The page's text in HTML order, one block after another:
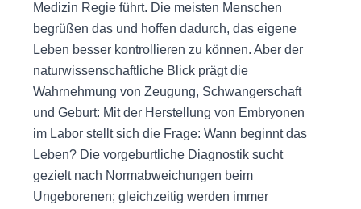
Medizin Regie führt. Die meisten Menschen
begrüßen das und hoffen dadurch, das eigene
Leben besser kontrollieren zu können. Aber der
naturwissenschaftliche Blick prägt die
Wahrnehmung von Zeugung, Schwangerschaft
und Geburt: Mit der Herstellung von Embryonen
im Labor stellt sich die Frage: Wann beginnt das
Leben? Die vorgeburtliche Diagnostik sucht
gezielt nach Normabweichungen beim
Ungeborenen; gleichzeitig werden immer